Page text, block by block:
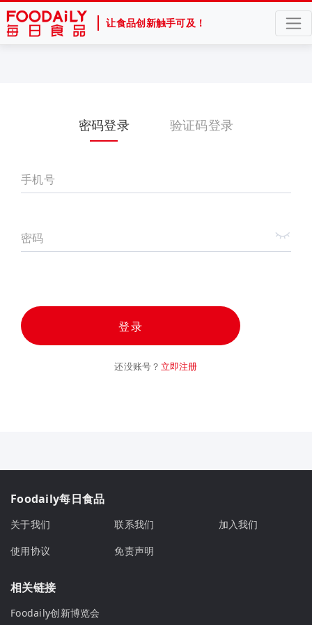
让食品创新触手可及！
密码登录 验证码登录
手机号
密码
登录
还没账号？ 立即注册
Foodaily每日食品
关于我们 联系我们
加入我们
使用协议
免责声明
相关链接
Foodaily创新博览会